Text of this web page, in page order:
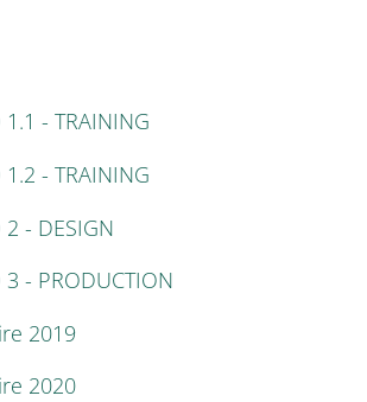
- TRAINING
- TRAINING
- DESIGN
- PRODUCTION
2019
2020